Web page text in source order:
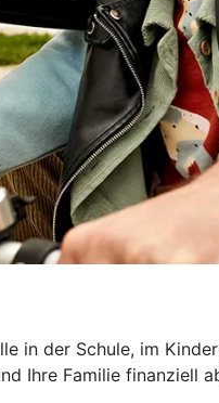
in der Schule, im
Ihre Familie finanziell